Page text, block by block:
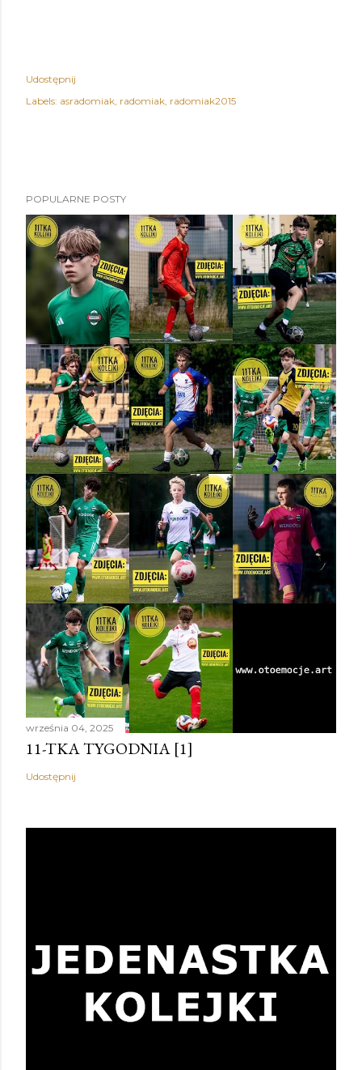
Udostępnij
Labels: asradomiak radomiak radomiak2015
POPULARNE POSTY
września 04, 2025
11-TKA TYGODNIA [1]
Udostępnij